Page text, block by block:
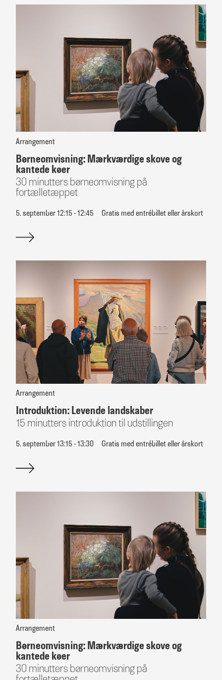
Arrangement
Børneomvisning: Mærkværdige skove og
kantede køer
30 minutters børneomvisning på
fortælletæppet
5. september 12:15 - 12:45 Gratis med entrébillet eller årskort
Arrangement
Introduktion: Levende landskaber
15 minutters introduktion til udstillingen
5. september 13:15 - 13:30 Gratis med entrébillet eller årskort
Arrangement
Børneomvisning: Mærkværdige skove og
kantede køer
30 minutters børneomvisning på